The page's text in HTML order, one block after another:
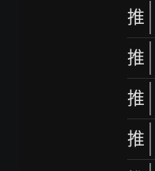
推
推
推
推